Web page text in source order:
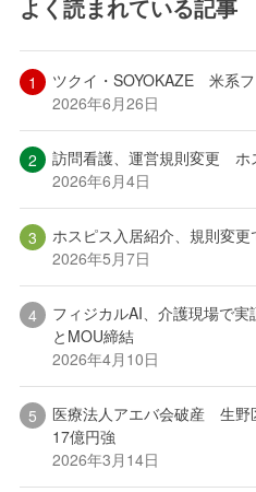
よく読まれている記事
ツクイ・SOYOKAZE 米系
2026年6月26日
訪問看護、運営規則変更 ホ
2026年6月4日
ホスピス入居紹介、規則変
2026年5月7日
フィジカルAI、介護現場で
とMOU締結
2026年4月10日
医療法人アエバ会破産 生野
17億円強
2026年3月14日